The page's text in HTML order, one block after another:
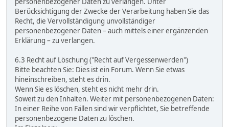
Berücksichtigung der Zwecke der Verarbeitung haben Sie das
Recht, die Vervollständigung unvollständiger
personenbezogener Daten – auch mittels einer ergänzenden
Erklärung – zu verlangen.
6.3 Recht auf Löschung ("Recht auf Vergessenwerden")
Bitte beachten Sie: Dies ist ein Forum. Wenn Sie etwas
hineinschreiben, steht es drin.
Wenn Sie es löschen, steht es nicht mehr drin.
Soweit zu den Inhalten. Weiter mit personenbezogenen Daten:
In einer Reihe von Fällen sind wir verpflichtet, Sie betreffende
personenbezogene Daten zu löschen.